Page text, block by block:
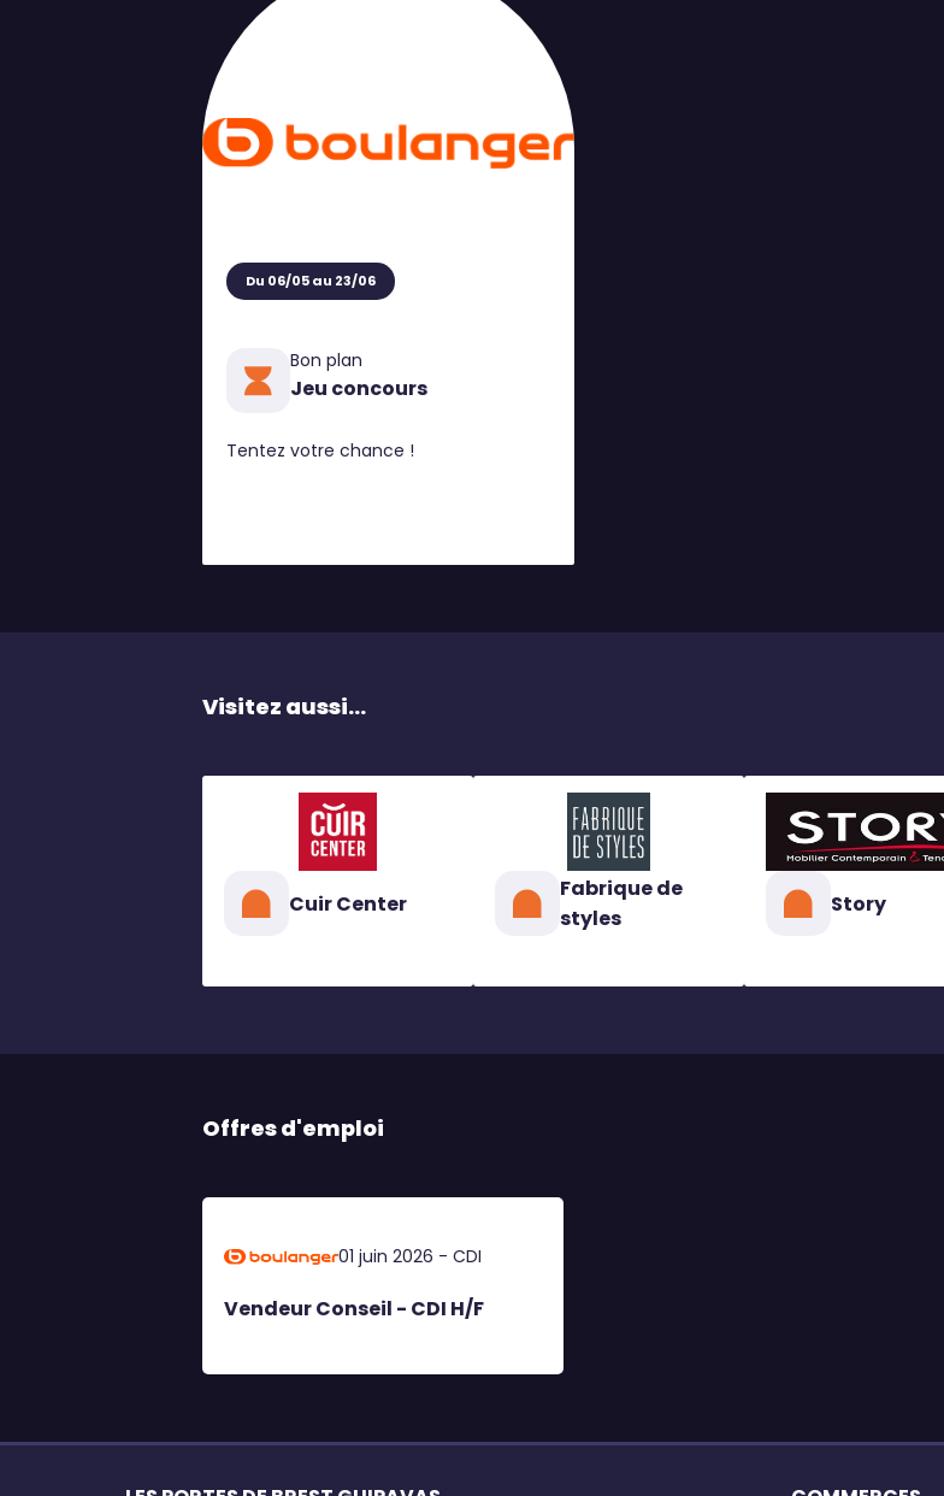
Du 06/05 au 23/06
Bon plan
Jeu concours
Tentez votre chance !
Visitez aussi...
Cuir Center
Fabrique de
styles
Story
Offres d'emploi
01 juin 2026 - CDI
Vendeur Conseil - CDI H/F